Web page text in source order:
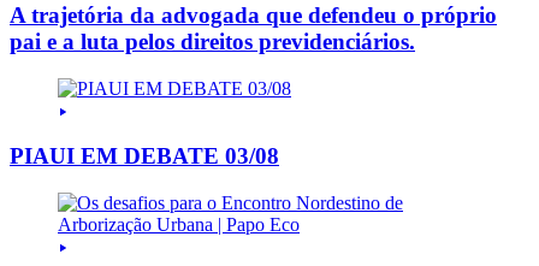
A trajetória da advogada que defendeu o próprio
pai e a luta pelos direitos previdenciários.
PIAUI EM DEBATE 03/08